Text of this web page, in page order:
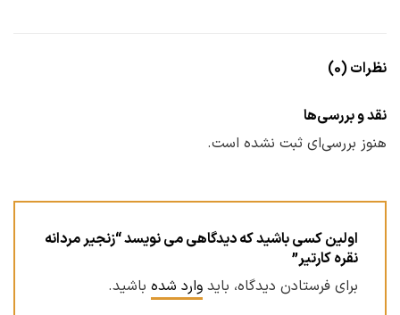
نظرات (0)
نقد و بررسی‌ها
هنوز بررسی‌ای ثبت نشده است.
اولین کسی باشید که دیدگاهی می نویسد “زنجیر مردانه
نقره کارتیر”
برای فرستادن دیدگاه، باید وارد شده باشید.